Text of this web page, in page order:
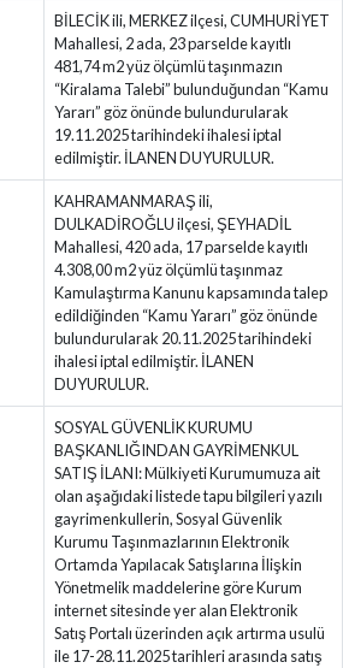
BİLECİK ili, MERKEZ ilçesi, CUMHURİYET
Mahallesi, 2 ada, 23 parselde kayıtlı
481,74 m2 yüz ölçümlü taşınmazın
“Kiralama Talebi” bulunduğundan “Kamu
Yararı” göz önünde bulundurularak
19.11.2025 tarihindeki ihalesi iptal
edilmiştir. İLANEN DUYURULUR.
KAHRAMANMARAŞ ili,
DULKADİROĞLU ilçesi, ŞEYHADİL
Mahallesi, 420 ada, 17 parselde kayıtlı
4.308,00 m2 yüz ölçümlü taşınmaz
Kamulaştırma Kanunu kapsamında talep
edildiğinden “Kamu Yararı” göz önünde
bulundurularak 20.11.2025 tarihindeki
ihalesi iptal edilmiştir. İLANEN
DUYURULUR.
SOSYAL GÜVENLİK KURUMU
BAŞKANLIĞINDAN GAYRİMENKUL
SATIŞ İLANI: Mülkiyeti Kurumumuza ait
olan aşağıdaki listede tapu bilgileri yazılı
gayrimenkullerin, Sosyal Güvenlik
Kurumu Taşınmazlarının Elektronik
Ortamda Yapılacak Satışlarına İlişkin
Yönetmelik maddelerine göre Kurum
internet sitesinde yer alan Elektronik
Satış Portalı üzerinden açık artırma usulü
ile 17-28.11.2025 tarihleri arasında satış